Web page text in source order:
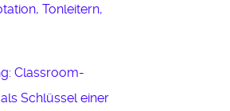
Tonleitern,
Classroom-
Schlüssel einer